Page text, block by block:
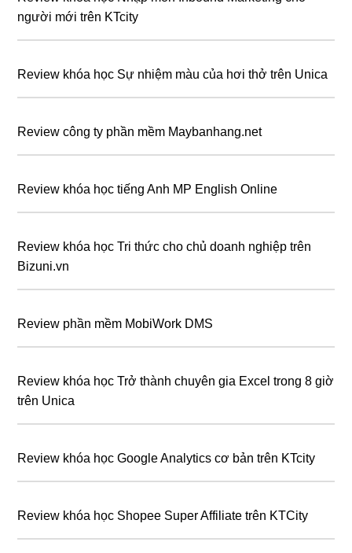
người mới trên KTcity
Review khóa học Sự nhiệm màu của hơi thở trên Unica
Review công ty phần mềm Maybanhang.net
Review khóa học tiếng Anh MP English Online
Review khóa học Tri thức cho chủ doanh nghiệp trên
Bizuni.vn
Review phần mềm MobiWork DMS
Review khóa học Trở thành chuyên gia Excel trong 8 giờ
trên Unica
Review khóa học Google Analytics cơ bản trên KTcity
Review khóa học Shopee Super Affiliate trên KTCity